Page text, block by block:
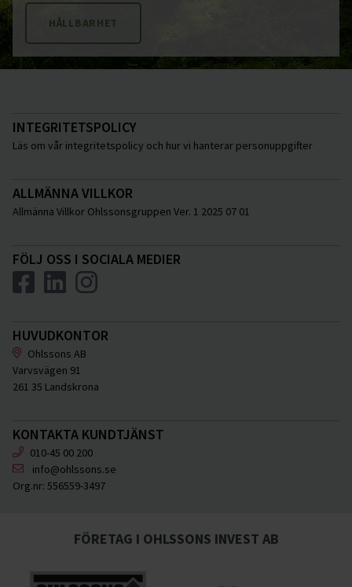
HÅLLBARHET
INTEGRITETSPOLICY
Läs om vår integritetspolicy och hur vi hanterar personuppgifter
ALLMÄNNA VILLKOR
Allmänna Villkor Ohlssonsgruppen Ver. 1 2025 07 01
FÖLJ OSS I SOCIALA MEDIER
HUVUDKONTOR
Ohlssons AB
Varvsvägen 91
261 35 Landskrona
KONTAKTA KUNDTJÄNST
010-45 00 200
info@ohlssons.se
Org.nr: 556559-3497
FÖRETAG I OHLSSONS INVEST AB